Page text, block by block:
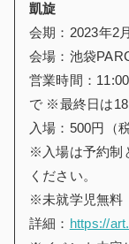
凱旋
会期：2023年2
会場：池袋
営業時間：
で ※最終日は
入場：500円（
※入場は予約制
ください。
※未就学児無料
詳細： https://